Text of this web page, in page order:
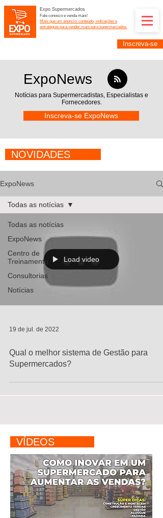
Expo Supermercados
Fale conosco e venda mais!
Mais que um anúncio: conteúdo, indicações e
estratégias para vender mais para supermercados.
Inscreva-se
ExpoNews
Notícias para Supermercadistas, Especialistas e
Fornecedores.
Inscreva-se ExpoNews
NOVIDADES
ExpoNews
Todas as notícias
ExpoNews
Centro de
Treinamento
Consultorias
Notícias
Todas as notícias
Load video
19 de jul. de 2022
Qual o melhor sistema de Gestão para
Supermercados?
VÍDEOS